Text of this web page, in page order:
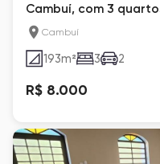
Cambuí, com 3
Cambuí
193m² 3 2
R$ 8.000